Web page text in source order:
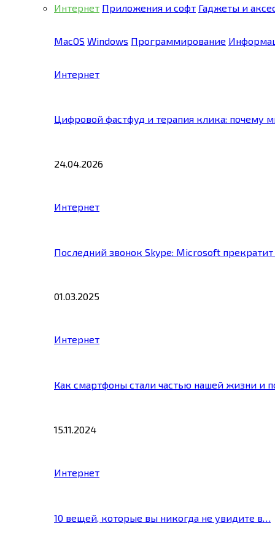
Интернет Приложения и софт Гаджеты и
MacOS Windows Программирование
Интернет
Цифровой фастфуд и терапия клика: почему
24.04.2026
Интернет
Последний звонок Skype: Microsoft
01.03.2025
Интернет
Как смартфоны стали частью нашей жизни и
15.11.2024
Интернет
10 вещей, которые вы никогда не увидите в…